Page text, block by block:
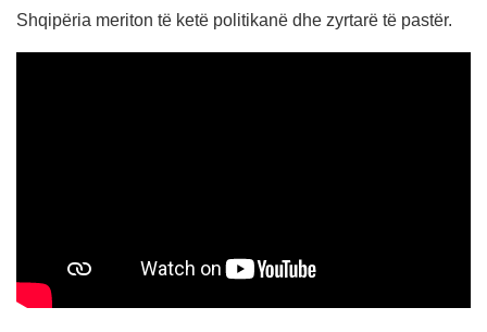
Shqipëria meriton të ketë politikanë dhe zyrtarë të pastër.